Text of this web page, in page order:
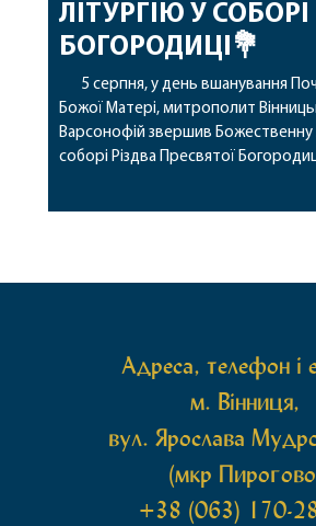
ЛІТУРГІЮ У СОБОРІ
БОГОРОДИЦІ💐
5 серпня, у день вшанування
Божої Матері, митрополит
Варсонофій звершив Божественну
соборі Різдва Пресвятої
Його Високопреосвященству
Адреса, телефон і
м. Вінниця,
вул. Ярослава
(мкр
+38 (063) 170-